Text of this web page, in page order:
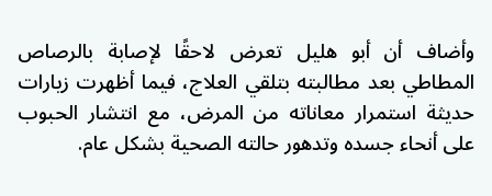
وأضاف أن أبو هليل تعرض لاحقًا لإصابة بالرصاص
المطاطي بعد مطالبته بتلقي العلاج، فيما أظهرت زيارات
حديثة استمرار معاناته من المرض، مع انتشار الحبوب
على أنحاء جسده وتدهور حالته الصحية بشكل عام.